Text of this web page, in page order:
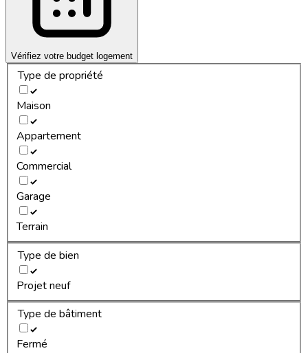
Vérifiez votre budget logement
Type de propriété
Maison
Appartement
Commercial
Garage
Terrain
Type de bien
Projet neuf
Type de bâtiment
Fermé